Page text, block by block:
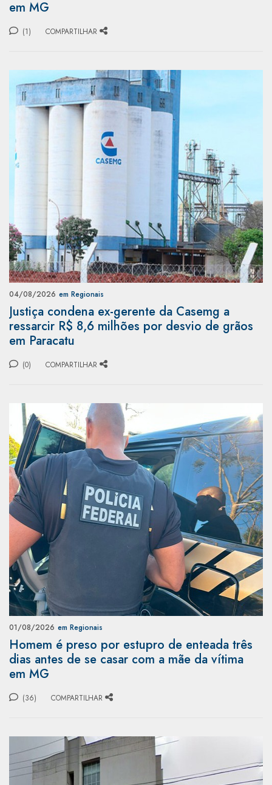
em MG
(1) COMPARTILHAR
04/08/2026 em Regionais
Justiça condena ex-gerente da Casemg a
ressarcir R$ 8,6 milhões por desvio de grãos
em Paracatu
(0) COMPARTILHAR
01/08/2026 em Regionais
Homem é preso por estupro de enteada três
dias antes de se casar com a mãe da vítima
em MG
(36) COMPARTILHAR